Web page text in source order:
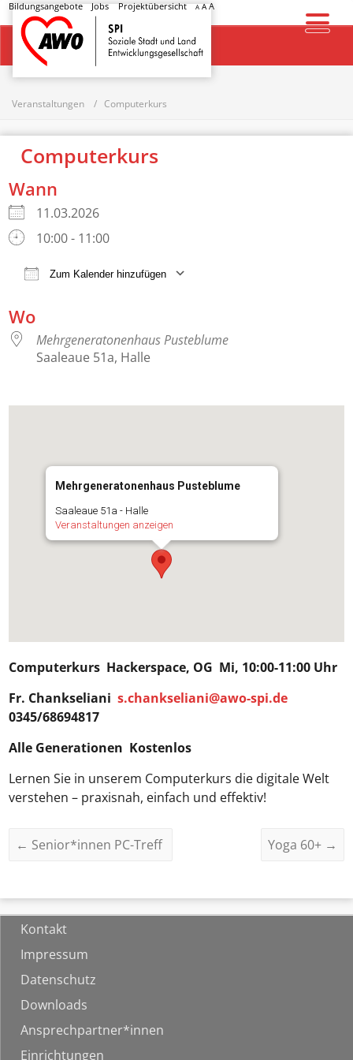
Bildungsangebote Jobs Projektübersicht A AA
Startseite
Veranstaltungen Computerkurs
Computerkurs
Wann
11.03.2026
10:00 - 11:00
Zum Kalender hinzufügen
Wo
Mehrgeneratonenhaus Pusteblume
Saaleaue 51a, Halle
Mehrgeneratonenhaus Pusteblume
Saaleaue 51a - Halle
Veranstaltungen anzeigen
Computerkurs Hackerspace, OG Mi, 10:00-11:00 Uhr
Fr. Chankselianis.chankseliani@awo-spi.de
0345/68694817
Alle Generationen Kostenlos
Lernen Sie in unserem Computerkurs die digitale Welt
verstehen – praxisnah, einfach und effektiv!
← Senior*innen PC-Treff Yoga 60+ →
Kontakt
Impressum
Datenschutz
Downloads
Ansprechpartner*innen
Einrichtungen